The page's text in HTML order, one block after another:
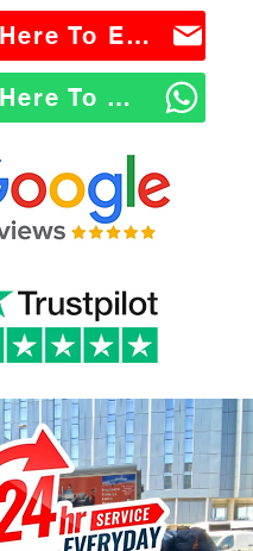
Click Here To Email Us
Click Here To WhatsApp Us